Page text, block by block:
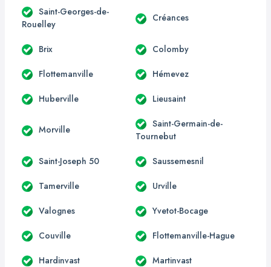
Saint-Georges-de-
Rouelley
Créances
Brix Colomby
Flottemanville Hémevez
Huberville Lieusaint
Morville
Saint-Germain-de-
Tournebut
Saint-Joseph 50 Saussemesnil
Tamerville Urville
Valognes Yvetot-Bocage
Couville Flottemanville-Hague
Hardinvast Martinvast